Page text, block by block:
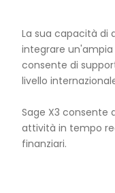
La sua capacità di
integrare
consente di
livello
Sage X3 consente
attività in tempo
finanziari.